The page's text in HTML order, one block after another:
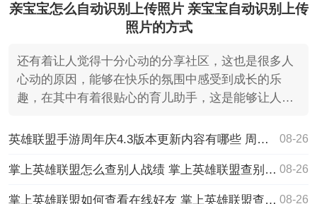
亲宝宝怎么自动识别上传照片 亲宝宝自动识别上传
照片的方式
还有着让人觉得十分心动的分享社区，这也是很多人
心动的原因，能够在快乐的氛围中感受到成长的乐
趣，在其中有着很贴心的育儿助手，这是能够让人不
英雄联盟手游周年庆4.3版本更新内容有哪些 周年庆4.3版本更新内容一览 08-26
掌上英雄联盟怎么查别人战绩 掌上英雄联盟查别人战绩方法 08-26
掌上英雄联盟如何查看在线好友 掌上英雄联盟查看在线好友的步骤 08-26